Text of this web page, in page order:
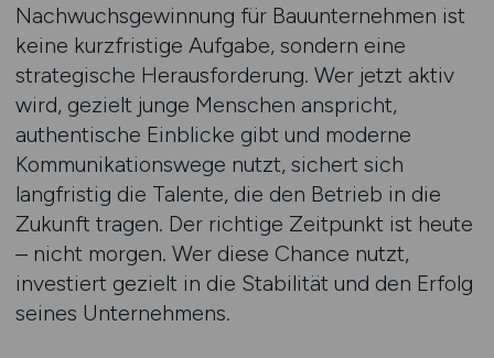
Nachwuchsgewinnung für Bauunternehmen ist
keine kurzfristige Aufgabe, sondern eine
strategische Herausforderung. Wer jetzt aktiv
wird, gezielt junge Menschen anspricht,
authentische Einblicke gibt und moderne
Kommunikationswege nutzt, sichert sich
langfristig die Talente, die den Betrieb in die
Zukunft tragen. Der richtige Zeitpunkt ist heute
– nicht morgen. Wer diese Chance nutzt,
investiert gezielt in die Stabilität und den Erfolg
seines Unternehmens.